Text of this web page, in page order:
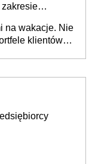
na wakacje. Nie
klientów